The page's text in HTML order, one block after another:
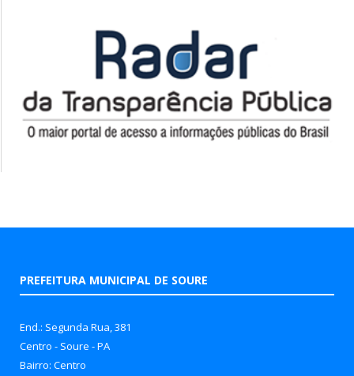
PREFEITURA MUNICIPAL DE SOURE
End.: Segunda Rua, 381
Centro - Soure - PA
Bairro: Centro